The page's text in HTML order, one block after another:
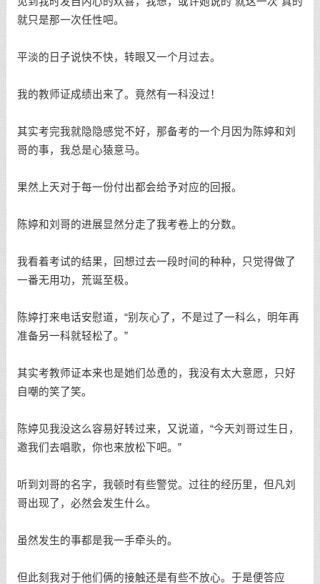
就只是那一次任性吧。
平淡的日子说快不快，转眼又一个月过去。
我的教师证成绩出来了。竟然有一科没过！
其实考完我就隐隐感觉不好，那备考的一个月因为陈婷和刘
哥的事，我总是心猿意马。
果然上天对于每一份付出都会给予对应的回报。
陈婷和刘哥的进展显然分走了我考卷上的分数。
我看着考试的结果，回想过去一段时间的种种，只觉得做了
一番无用功，荒诞至极。
陈婷打来电话安慰道，“别灰心了，不是过了一科么，明年再
准备另一科就轻松了。”
其实考教师证本来也是她们怂恿的，我没有太大意愿，只好
自嘲的笑了笑。
陈婷见我没这么容易好转过来，又说道，“今天刘哥过生日，
邀我们去唱歌，你也来放松下吧。”
听到刘哥的名字，我顿时有些警觉。过往的经历里，但凡刘
哥出现了，必然会发生什么。
虽然发生的事都是我一手牵头的。
但此刻我对于他们俩的接触还是有些不放心。于是便答应